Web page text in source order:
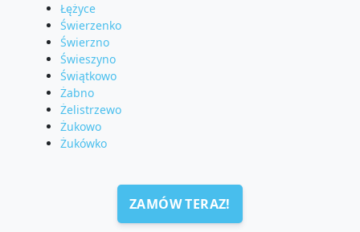
Łężyce
Świerzenko
Świerzno
Świeszyno
Świątkowo
Żabno
Żelistrzewo
Żukowo
Żukówko
ZAMÓW TERAZ!